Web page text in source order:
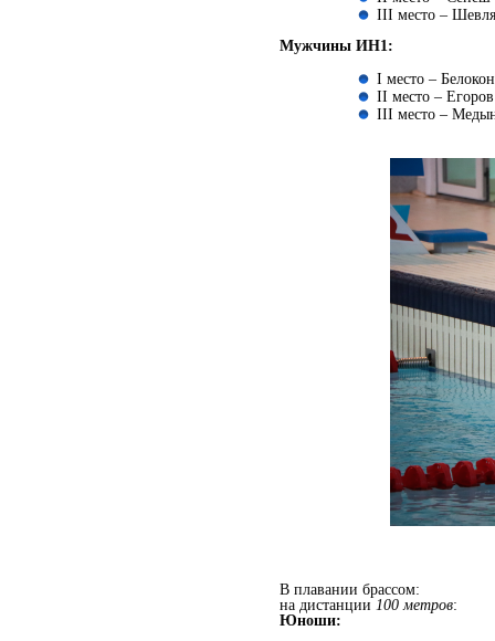
III место –
Мужчины ИН1:
I место –
II место – Егоров
III место –
В плавании брассом:
на дистанции 100 метров:
Юноши: